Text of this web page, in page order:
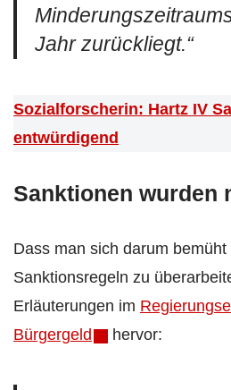
Jahr zurückliegt.“
Sozialforscherin: Hartz IV
entwürdigend
Sanktionen wurden
Dass man sich darum bemüht
Sanktionsregeln zu
Erläuterungen im
Bürgergeld
hervor: